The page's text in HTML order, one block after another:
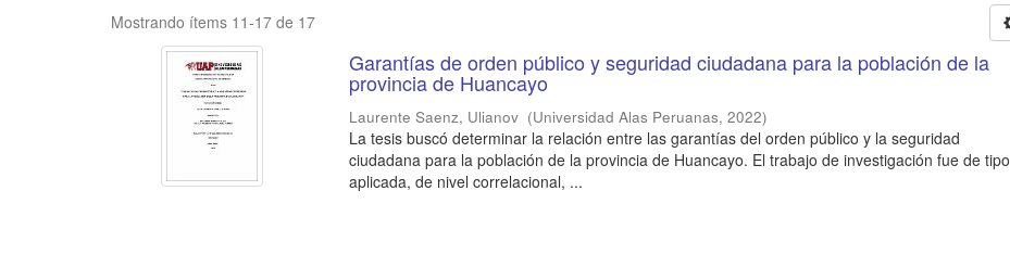
Mostrando ítems 11-17 de 17
Garantías de orden público y seguridad ciudadana para la población de la
provincia de Huancayo
Laurente Saenz, Ulianov (Universidad Alas Peruanas,2022)
La tesis buscó determinar la relación entre las garantías del orden público y la seguridad
ciudadana para la población de la provincia de Huancayo. El trabajo de investigación fue de tipo
aplicada, de nivel correlacional, ...